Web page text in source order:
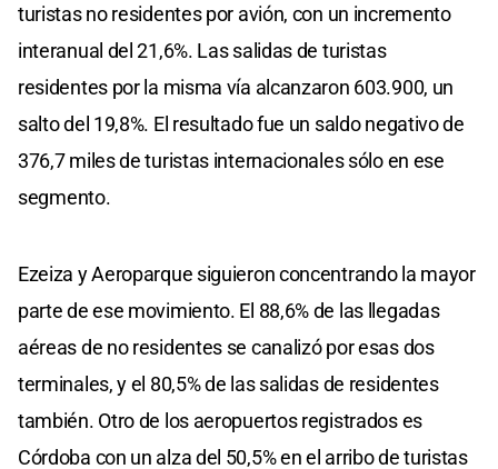
turistas no residentes por avión, con un incremento
interanual del 21,6%. Las salidas de turistas
residentes por la misma vía alcanzaron 603.900, un
salto del 19,8%. El resultado fue un saldo negativo de
376,7 miles de turistas internacionales sólo en ese
segmento.
Ezeiza y Aeroparque siguieron concentrando la mayor
parte de ese movimiento. El 88,6% de las llegadas
aéreas de no residentes se canalizó por esas dos
terminales, y el 80,5% de las salidas de residentes
también. Otro de los aeropuertos registrados es
Córdoba con un alza del 50,5% en el arribo de turistas